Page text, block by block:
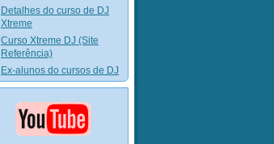
Detalhes do curso de DJ
Xtreme
Curso Xtreme DJ (Site
Referência)
Ex-alunos do cursos de DJ